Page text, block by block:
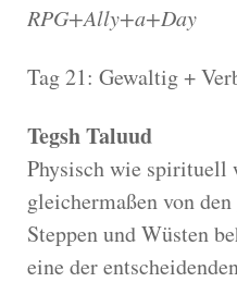
RPG+Ally+a+Day
Tag 21: Gewaltig +
Tegsh Taluud
Physisch wie spirituell
gleichermaßen von
Steppen und Wüsten
eine der